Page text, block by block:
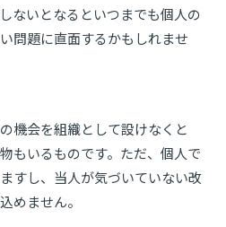
ないとなるといつまでも個人の
問題に直面するかもしれませ
機会を組織として設けなくと
もいるものです。ただ、個人で
すし、当人が気づいていない改
めません。